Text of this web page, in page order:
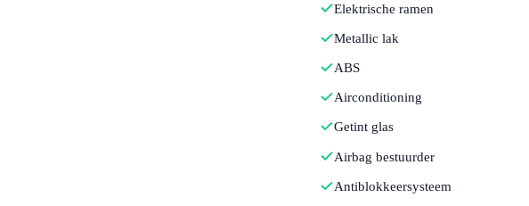
Elektrische ramen
Metallic lak
ABS
Airconditioning
Getint glas
Airbag bestuurder
Antiblokkeersysteem